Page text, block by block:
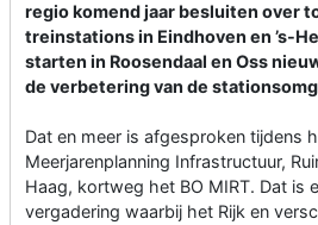
regio komend jaar besluiten over
treinstations in Eindhoven en ’s-
starten in Roosendaal en Oss
de verbetering van de
Dat en meer is afgesproken tijdens
Meerjarenplanning Infrastructuur,
Haag, kortweg het BO MIRT. Dat is
vergadering waarbij het Rijk en